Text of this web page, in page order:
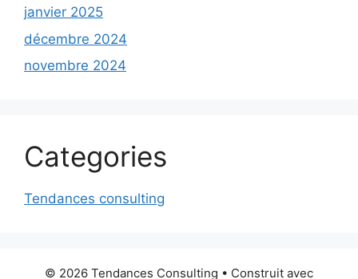
janvier 2025
décembre 2024
novembre 2024
Categories
Tendances consulting
© 2026 Tendances Consulting • Construit avec